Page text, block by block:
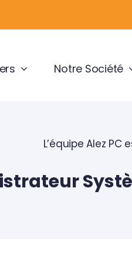
Notre Société
L’équipe Alez